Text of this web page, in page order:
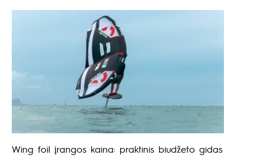
Wing foil įrangos kaina: praktinis biudžeto gidas